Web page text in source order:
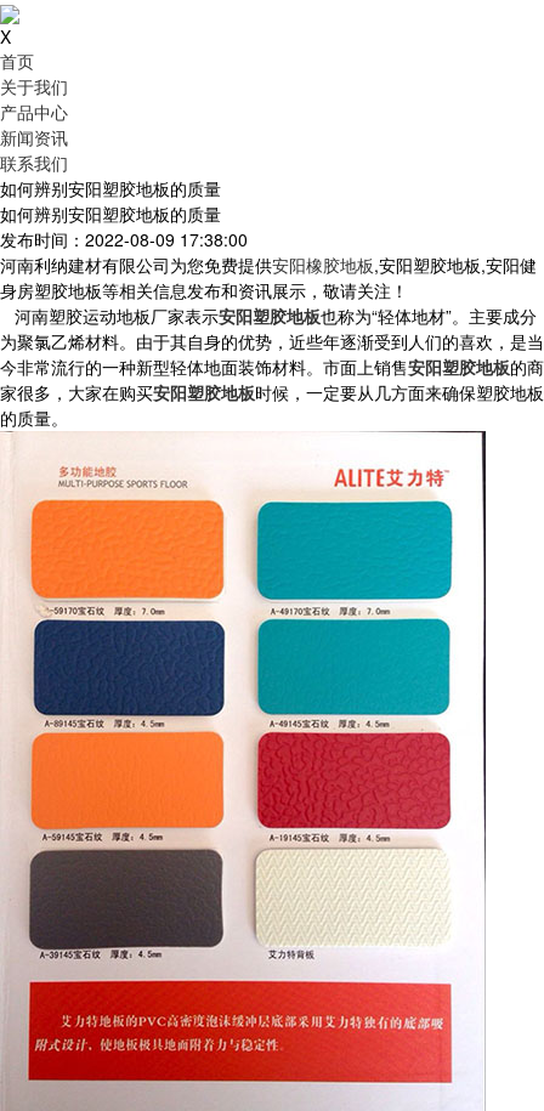
X
首页
关于我们
产品中心
新闻资讯
联系我们
如何辨别安阳塑胶地板的质量
如何辨别安阳塑胶地板的质量
发布时间：2022-08-09 17:38:00
河南利纳建材有限公司为您免费提供安阳橡胶地板,安阳塑胶地板,安阳健
身房塑胶地板等相关信息发布和资讯展示，敬请关注！
河南塑胶运动地板厂家表示安阳塑胶地板也称为“轻体地材”。主要成分
为聚氯乙烯材料。由于其自身的优势，近些年逐渐受到人们的喜欢，是当
今非常流行的一种新型轻体地面装饰材料。市面上销售安阳塑胶地板的商
家很多，大家在购买安阳塑胶地板时候，一定要从几方面来确保塑胶地板
的质量。